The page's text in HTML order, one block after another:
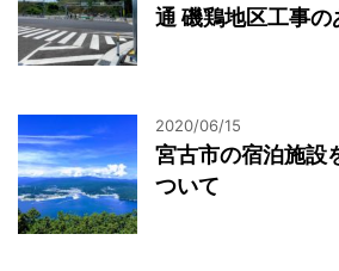
通 磯鶏地区工事の
2020/06/15
宮古市の宿泊施設
ついて